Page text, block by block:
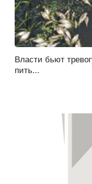
Власти бьют
пить...